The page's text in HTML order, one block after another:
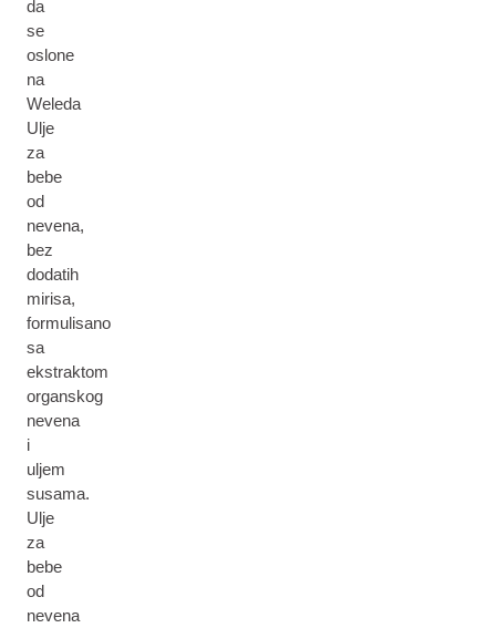
da
se
oslone
na
Weleda
Ulje
za
bebe
od
nevena,
bez
dodatih
mirisa,
formulisano
sa
ekstraktom
organskog
nevena
i
uljem
susama.
Ulje
za
bebe
od
nevena